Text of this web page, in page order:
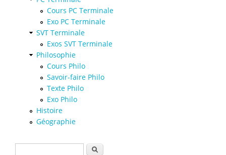
Cours PC Terminale
Exo PC Terminale
SVT Terminale
Exos SVT Terminale
Philosophie
Cours Philo
Savoir-faire Philo
Texte Philo
Exo Philo
Histoire
Géographie
Formulaire de recherche
Rechercher